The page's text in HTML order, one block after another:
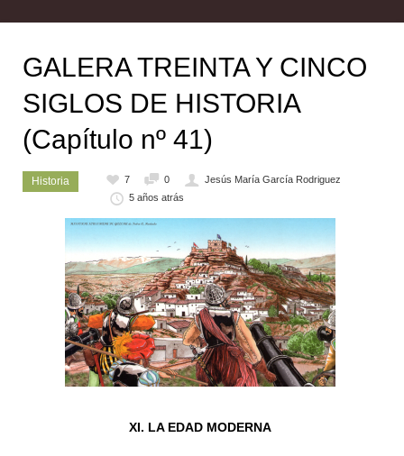
GALERA TREINTA Y CINCO
SIGLOS DE HISTORIA
(Capítulo nº 41)
Historia 7 0
Jesús María García Rodriguez
5 años atrás
XI. LA EDAD MODERNA